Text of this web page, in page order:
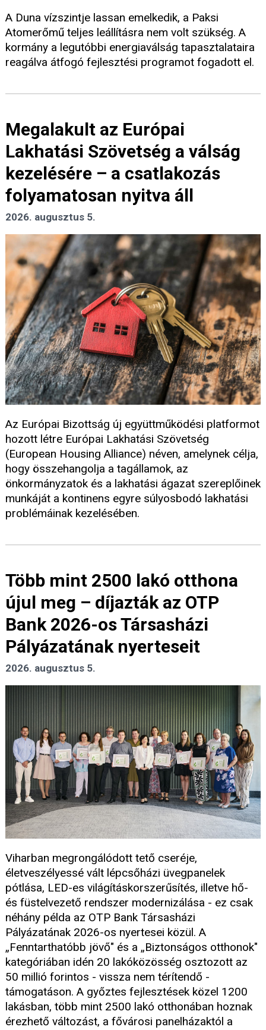
A Duna vízszintje lassan emelkedik, a Paksi
Atomerőmű teljes leállításra nem volt szükség. A
kormány a legutóbbi energiaválság tapasztalataira
reagálva átfogó fejlesztési programot fogadott el.
Megalakult az Európai
Lakhatási Szövetség a válság
kezelésére – a csatlakozás
folyamatosan nyitva áll
2026. augusztus 5.
Az Európai Bizottság új együttműködési platformot
hozott létre Európai Lakhatási Szövetség
(European Housing Alliance) néven, amelynek célja,
hogy összehangolja a tagállamok, az
önkormányzatok és a lakhatási ágazat szereplőinek
munkáját a kontinens egyre súlyosbodó lakhatási
problémáinak kezelésében.
Több mint 2500 lakó otthona
újul meg – díjazták az OTP
Bank 2026-os Társasházi
Pályázatának nyerteseit
2026. augusztus 5.
Viharban megrongálódott tető cseréje,
életveszélyessé vált lépcsőházi üvegpanelek
pótlása, LED-es világításkorszerűsítés, illetve hő-
és füstelvezető rendszer modernizálása - ez csak
néhány példa az OTP Bank Társasházi
Pályázatának 2026-os nyertesei közül. A
„Fenntarthatóbb jövő" és a „Biztonságos otthonok"
kategóriában idén 20 lakóközösség osztozott az
50 millió forintos - vissza nem térítendő -
támogatáson. A győztes fejlesztések közel 1200
lakásban, több mint 2500 lakó otthonában hoznak
érezhető változást, a fővárosi panelházaktól a